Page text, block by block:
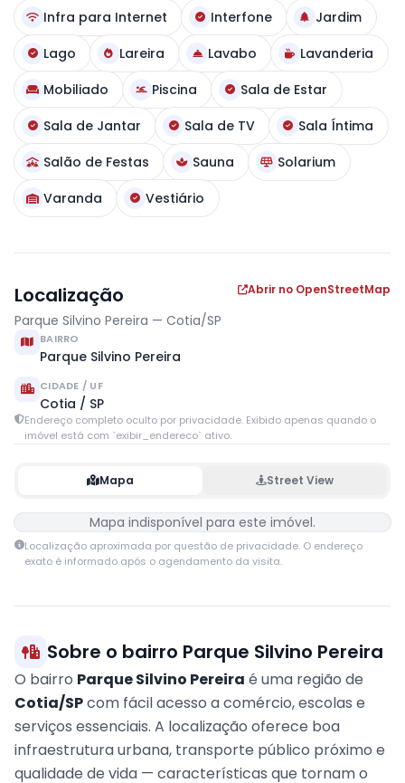
Infra para Internet
Interfone
Jardim
Lago
Lareira Lavabo
Lavanderia
Mobiliado
Piscina
Sala de Estar
Sala de Jantar
Sala de TV
Sala Íntima
Salão de Festas
Sauna
Solarium
Varanda
Vestiário
Localização
Parque Silvino Pereira — Cotia/SP
Abrir no OpenStreetMap
BAIRRO
Parque Silvino Pereira
CIDADE / UF
Cotia / SP
Endereço completo oculto por privacidade. Exibido apenas quando o
imóvel está com `exibir_endereco` ativo.
Mapa Street View
Mapa indisponível para este imóvel.
Localização aproximada por questão de privacidade. O endereço
exato é informado após o agendamento da visita.
Sobre o bairro Parque Silvino Pereira
O bairro Parque Silvino Pereira é uma região de
Cotia/SPcom fácil acesso a comércio, escolas e
serviços essenciais. A localização oferece boa
infraestrutura urbana, transporte público próximo e
qualidade de vida — características que tornam o